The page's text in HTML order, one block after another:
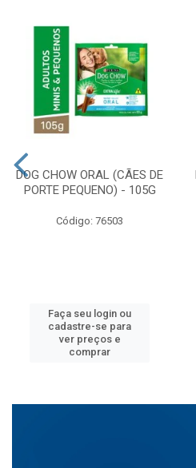
DOG CHOW ORAL (CÃES DE
PORTE PEQUENO) - 105G
Código: 76503
Faça seu login ou
cadastre-se para
ver preços e
comprar